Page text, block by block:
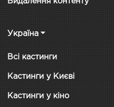
Україна
Всі кастинги
Кастинги у Києві
Кастинги у кіно